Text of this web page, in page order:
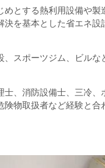
めとする熱利用設備や製
決を基本とした省エネ設
、スポーツジム、ビルな
士、消防設備士、三冷、
険物取扱者など経験と合